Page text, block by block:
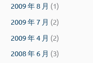
2009 年 8 月 (1)
2009 年 7 月 (2)
2009 年 4 月 (2)
2008 年 6 月 (3)